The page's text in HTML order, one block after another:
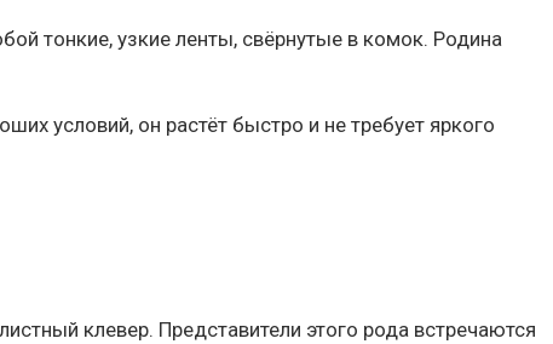
тонкие, узкие ленты, свёрнутые в комок. Родина
условий, он растёт быстро и не требует яркого
клевер. Представители этого рода встречаются